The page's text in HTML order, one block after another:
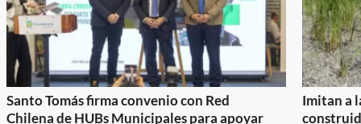
Santo Tomás firma convenio con Red
Chilena de HUBs Municipales para apoyar
Imitan a